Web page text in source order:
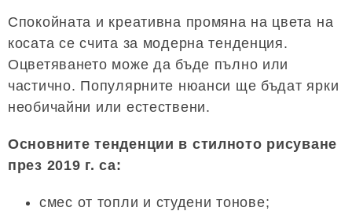
Спокойната и креативна промяна на цвета на
косата се счита за модерна тенденция.
Оцветяването може да бъде пълно или
частично. Популярните нюанси ще бъдат ярки
необичайни или естествени.
Основните тенденции в стилното рисуване
през 2019 г. са:
смес от топли и студени тонове;